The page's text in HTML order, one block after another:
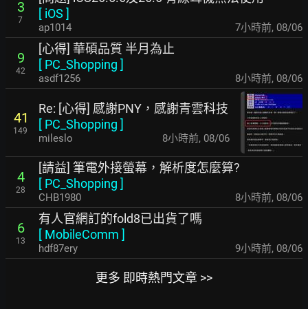
3
7
[ iOS ]
ap1014 7小時前, 08/06
9
42
[心得] 華碩品質 半月為止
[ PC_Shopping ]
asdf1256 8小時前, 08/06
41
149
Re: [心得] 感謝PNY，感謝青雲科技
[ PC_Shopping ]
mileslo 8小時前, 08/06
4
28
[請益] 筆電外接螢幕，解析度怎麼算?
[ PC_Shopping ]
CHB1980 8小時前, 08/06
6
13
有人官網訂的fold8已出貨了嗎
[ MobileComm ]
hdf87ery 9小時前, 08/06
更多 即時熱門文章 >>